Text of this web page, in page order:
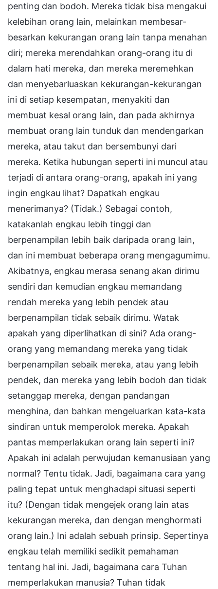
penting dan bodoh. Mereka tidak bisa mengakui
kelebihan orang lain, melainkan membesar-
besarkan kekurangan orang lain tanpa menahan
diri; mereka merendahkan orang-orang itu di
dalam hati mereka, dan mereka meremehkan
dan menyebarluaskan kekurangan-kekurangan
ini di setiap kesempatan, menyakiti dan
membuat kesal orang lain, dan pada akhirnya
membuat orang lain tunduk dan mendengarkan
mereka, atau takut dan bersembunyi dari
mereka. Ketika hubungan seperti ini muncul atau
terjadi di antara orang-orang, apakah ini yang
ingin engkau lihat? Dapatkah engkau
menerimanya? (Tidak.) Sebagai contoh,
katakanlah engkau lebih tinggi dan
berpenampilan lebih baik daripada orang lain,
dan ini membuat beberapa orang mengagumimu.
Akibatnya, engkau merasa senang akan dirimu
sendiri dan kemudian engkau memandang
rendah mereka yang lebih pendek atau
berpenampilan tidak sebaik dirimu. Watak
apakah yang diperlihatkan di sini? Ada orang-
orang yang memandang mereka yang tidak
berpenampilan sebaik mereka, atau yang lebih
pendek, dan mereka yang lebih bodoh dan tidak
setanggap mereka, dengan pandangan
menghina, dan bahkan mengeluarkan kata-kata
sindiran untuk memperolok mereka. Apakah
pantas memperlakukan orang lain seperti ini?
Apakah ini adalah perwujudan kemanusiaan yang
normal? Tentu tidak. Jadi, bagaimana cara yang
paling tepat untuk menghadapi situasi seperti
itu? (Dengan tidak mengejek orang lain atas
kekurangan mereka, dan dengan menghormati
orang lain.) Ini adalah sebuah prinsip. Sepertinya
engkau telah memiliki sedikit pemahaman
tentang hal ini. Jadi, bagaimana cara Tuhan
memperlakukan manusia? Tuhan tidak